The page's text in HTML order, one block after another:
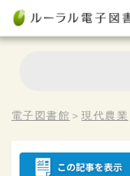
電子図書館 ＞現代農業